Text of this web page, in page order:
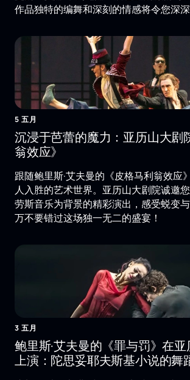
作品独特的编舞和深刻的情感将令您深深
5 五月
沉浸于芭蕾的魔力：亚历山大剧
翁效应》
跟随鲍里斯·艾夫曼的《皮格马利翁效应
人入胜的艺术世界。亚历山大剧院诚邀
劳斯音乐为背景的精彩演出，感受蜕变
万不要错过这场独一无二的盛宴！
3 五月
鲍里斯·艾夫曼的《罪与罚》在
上演：陀思妥耶夫斯基小说的舞